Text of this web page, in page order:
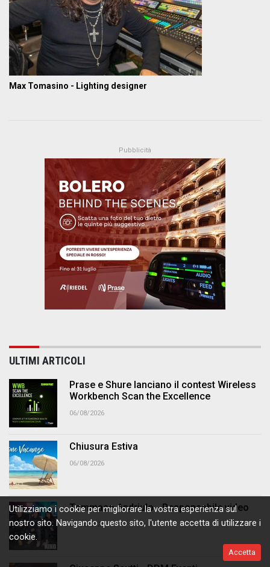
Utilizziamo i cookie per migliorare la vostra esperienza sul
nostro sito. Navigando questo sito, l'utente accetta di utilizzare i
cookie.
Accetta
Max Tomasino - Lighting designer
ULTIMI ARTICOLI
Prase e Shure lanciano il contest Wireless
Workbench Scan the Excellence
06/08/2026
Chiusura Estiva
06/08/2026
Tommaso Andriulo - Responsabile video
06/08/2026